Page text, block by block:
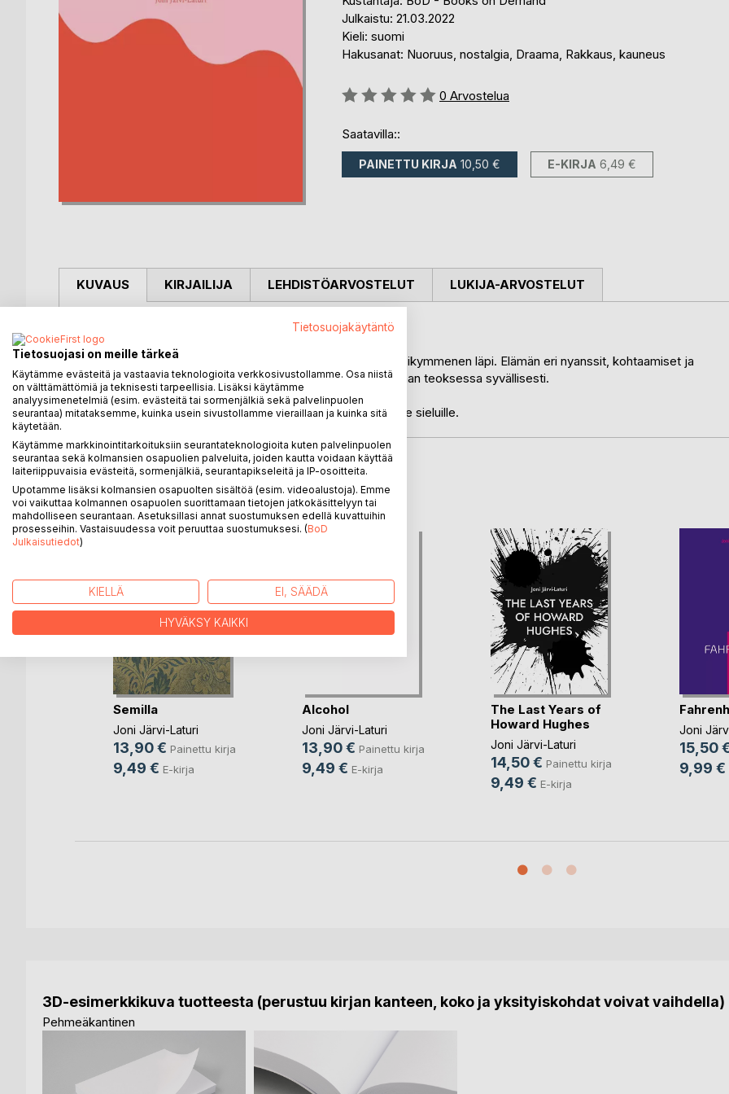
Julkaistu: 21.03.2022
Kieli: suomi
Hakusanat: Nuoruus, nostalgia, Draama, Rakkaus, kauneus
Arvostelu::
0 Arvostelua
Saatavilla::
PAINETTU KIRJA 10,50 € E-KIRJA 6,49 €
KUVAUS
Arkadi on Joni Järvi-Laturin lyhytromaani.
Arkadi kertoo ihmisen elämästä, matkaten seitsemän vuosikymmenen läpi. Elämän eri nyanssit, kohtaamiset ja
tietoisuudentilat käydään läpi ja elämän massiivisuus koetaan teoksessa syvällisesti.
Kirja sopii erityisesti nostalgikoille, esteetikoille ja runollisille sieluille.
KIRJAILIJA LEHDISTÖARVOSTELUT LUKIJA-ARVOSTELUT
LISÄÄ KIRJOJA BoD:LLA
Semilla
Joni Järvi-Laturi
13,90 € Painettu kirja
9,49 € E-kirja
Alcohol
Joni Järvi-Laturi
13,90 € Painettu kirja
9,49 € E-kirja
The Last Years of
Howard Hughes
Joni Järvi-Laturi
14,50 € Painettu kirja
9,49 € E-kirja
Joni
15,50
9,99 €
3D-esimerkkikuva tuotteesta (perustuu kirjan kanteen, koko ja yksityiskohdat voivat vaihdella)
Pehmeäkantinen
Tietosuojakäytäntö
Tietosuojasi on meille tärkeä
Käytämme evästeitä ja vastaavia teknologioita verkkosivustollamme. Osa niistä
on välttämättömiä ja teknisesti tarpeellisia. Lisäksi käytämme
analyysimenetelmiä (esim. evästeitä tai sormenjälkiä sekä palvelinpuolen
seurantaa) mitataksemme, kuinka usein sivustollamme vieraillaan ja kuinka sitä
käytetään.
Käytämme markkinointitarkoituksiin seurantateknologioita kuten palvelinpuolen
seurantaa sekä kolmansien osapuolien palveluita, joiden kautta voidaan käyttää
laiteriippuvaisia evästeitä, sormenjälkiä, seurantapikseleitä ja IP-osoitteita.
Upotamme lisäksi kolmansien osapuolten sisältöä (esim. videoalustoja). Emme
voi vaikuttaa kolmannen osapuolen suorittamaan tietojen jatkokäsittelyyn tai
mahdolliseen seurantaan. Asetuksillasi annat suostumuksen edellä kuvattuihin
prosesseihin. Vastaisuudessa voit peruuttaa suostumuksesi. (BoD
Julkaisutiedot)
KIELLÄ EI, SÄÄDÄ
HYVÄKSY KAIKKI